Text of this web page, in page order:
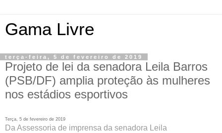
Gama Livre
terça-feira, 5 de fevereiro de 2019
Projeto de lei da senadora Leila Barros
(PSB/DF) amplia proteção às mulheres
nos estádios esportivos
Terça, 5 de fevereiro de 2019
Da Assessoria de imprensa da senadora Leila